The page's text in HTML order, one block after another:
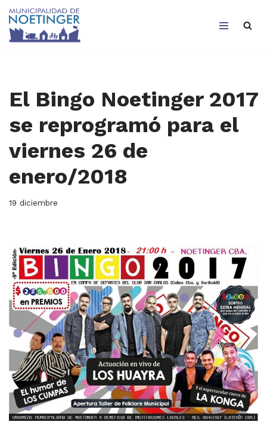
Saltar
El Bingo Noetinger 2017
se reprogramó para el
viernes 26 de
enero/2018
19 diciembre